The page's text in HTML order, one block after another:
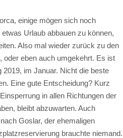
einige mögen sich noch
Urlaub abbauen zu können,
Also mal wieder zurück zu den
oder eben auch umgekehrt. Es ist
im Januar. Nicht die beste
Eine gute Entscheidung? Kurz
in allen Richtungen der
bleibt abzuwarten. Auch
Goslar, der ehemaligen
brauchte niemand.